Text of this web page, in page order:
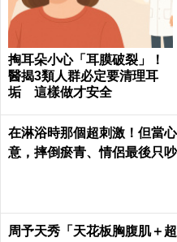
掏耳朵小心「耳膜破裂」！
醫揭3類人群必定要清理耳
垢 這樣做才安全
在淋浴時那個超刺激！但當
意，摔倒瘀青、情侶最後只
周予天秀「天花板胸腹肌＋超